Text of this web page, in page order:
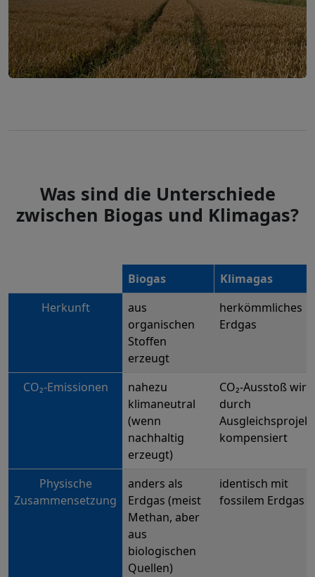
Was sind die Unterschiede
zwischen Biogas und Klimagas?
Biogas
Klimagas
Herkunft
aus
organischen
Stoffen
erzeugt
herkömmliches
Erdgas
CO₂-Emissionen
nahezu
klimaneutral
(wenn
nachhaltig
erzeugt)
CO₂-Ausstoß wird
durch
kompensiert
Physische
Zusammensetzung
anders als
Erdgas (meist
Methan, aber
aus
biologischen
Quellen)
identisch mit
fossilem Erdgas